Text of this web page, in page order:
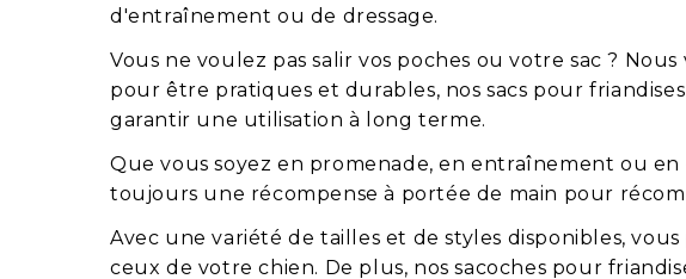
d'entraînement ou de dressage.
Vous ne voulez pas salir vos poches ou votre sac ?
pour être pratiques et durables, nos sacs pour
garantir une utilisation à long terme.
Que vous soyez en promenade, en entraînement ou
toujours une récompense à portée de main pour
Avec une variété de tailles et de styles disponibles,
ceux de votre chien. De plus, nos sacoches pour